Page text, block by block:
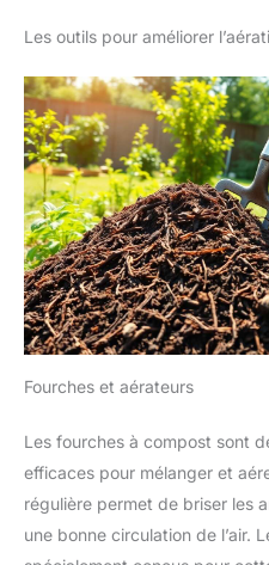
Les outils pour améliorer
Fourches et aérateurs
Les fourches à compost sont
efficaces pour mélanger et
régulière permet de briser les
une bonne circulation de l’air.